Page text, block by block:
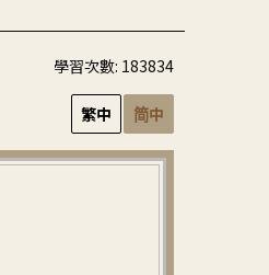
學習次數: 183834
繁中 简中